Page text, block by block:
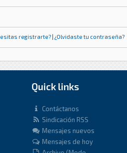
registrarte? | ¿Olvidaste tu contraseña?
Quick links
Contáctanos
Sindicación RSS
Mensajes nuevos
Mensajes de hoy